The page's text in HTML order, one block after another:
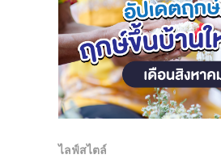
ไลฟ์สไตล์